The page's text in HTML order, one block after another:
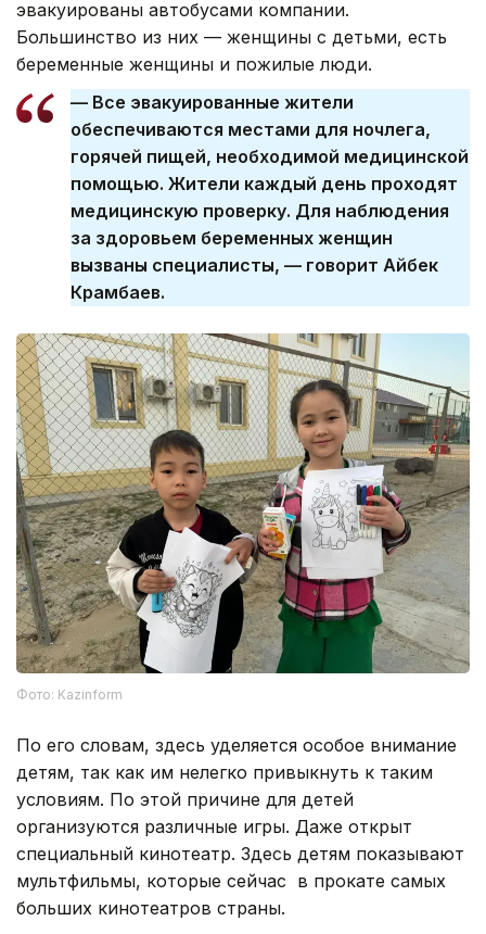
эвакуированы автобусами компании.
Большинство из них — женщины с детьми, есть
беременные женщины и пожилые люди.
— Все эвакуированные жители
обеспечиваются местами для ночлега,
горячей пищей, необходимой медицинской
помощью. Жители каждый день проходят
медицинскую проверку. Для наблюдения
за здоровьем беременных женщин
вызваны специалисты, — говорит Айбек
Крамбаев.
Фото: Kazinform
По его словам, здесь уделяется особое внимание
детям, так как им нелегко привыкнуть к таким
условиям. По этой причине для детей
организуются различные игры. Даже открыт
специальный кинотеатр. Здесь детям показывают
мультфильмы, которые сейчас в прокате самых
больших кинотеатров страны.